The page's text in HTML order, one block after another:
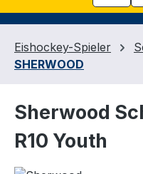
Eishockey-Spieler
SHERWOOD
Sherwood
R10 Youth